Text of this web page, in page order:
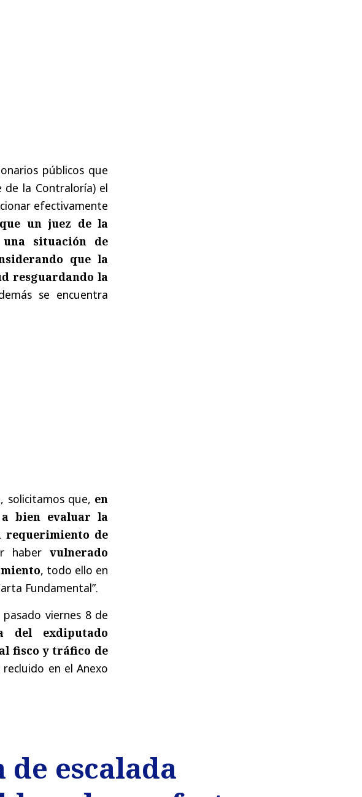
públicos que
la Contraloría) el
efectivamente
un juez de la
situación de
que la
resguardando la
se encuentra
solicitamos que, en
bien evaluar la
requerimiento de
habervulnerado
, todo ello en
Fundamental”.
viernes 8 de
del exdiputado
fisco y tráfico de
en el Anexo
escalada